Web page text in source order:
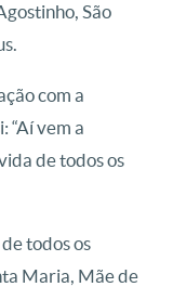
São
com a
“Aí vem a
de todos os
todos os
Maria, Mãe de